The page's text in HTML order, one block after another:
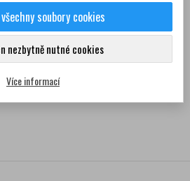
nalezen
soubory cookies
nezbytně nutné cookies
Více informací